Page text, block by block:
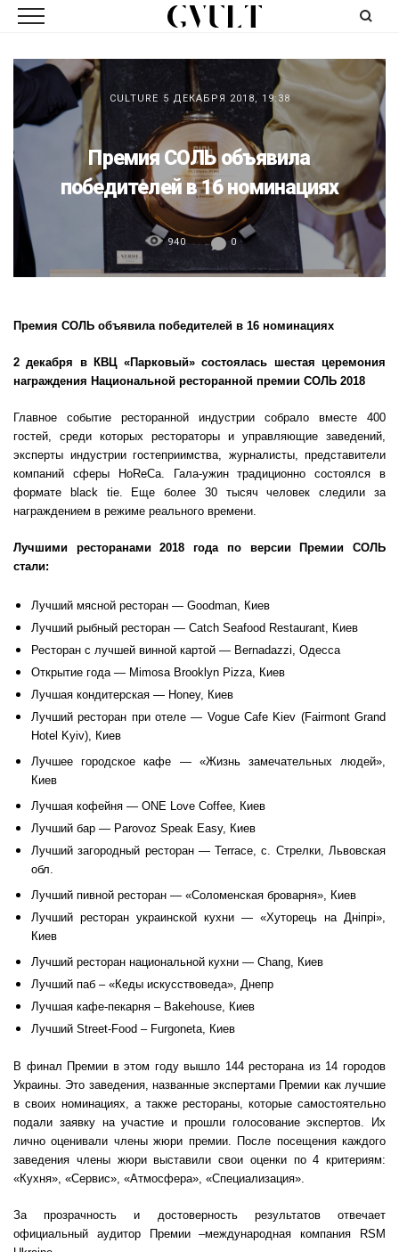
CULTURE 5 ДЕКАБРЯ 2018, 19:38
Премия СОЛЬ объявила
победителей в 16 номинациях
940 0
Премия СОЛЬ объявила победителей в 16 номинациях
2 декабря в КВЦ «Парковый» состоялась шестая церемония
награждения Национальной ресторанной премии СОЛЬ 2018
Главное событие ресторанной индустрии собрало вместе 400
гостей, среди которых рестораторы и управляющие заведений,
эксперты индустрии гостеприимства, журналисты, представители
компаний сферы HoReCa. Гала-ужин традиционно состоялся в
формате black tie. Еще более 30 тысяч человек следили за
награждением в режиме реального времени.
Лучшими ресторанами 2018 года по версии Премии СОЛЬ
стали:
Лучший мясной ресторан — Goodman, Киев
Лучший рыбный ресторан — Catch Seafood Restaurant, Киев
Ресторан с лучшей винной картой — Bernadazzi, Одесса
Открытие года — Mimosa Brooklyn Pizza, Киев
Лучшая кондитерская — Honey, Киев
Лучший ресторан при отеле — Vogue Cafe Kiev (Fairmont Grand
Hotel Kyiv), Киев
Лучшее городское кафе — «Жизнь замечательных людей»,
Киев
Лучшая кофейня — ONE Love Coffee, Киев
Лучший бар — Parovoz Speak Easy, Киев
Лучший загородный ресторан — Terrace, с. Стрелки, Львовская
обл.
Лучший пивной ресторан — «Соломенская броварня», Киев
Лучший ресторан украинской кухни — «Хуторець на Дніпрі»,
Киев
Лучший ресторан национальной кухни — Chang, Киев
Лучший паб – «Кеды искусствоведа», Днепр
Лучшая кафе-пекарня – Bakehouse, Киев
Лучший Street-Food – Furgoneta, Киев
В финал Премии в этом году вышло 144 ресторана из 14 городов
Украины. Это заведения, названные экспертами Премии как лучшие
в своих номинациях, а также рестораны, которые самостоятельно
подали заявку на участие и прошли голосование экспертов. Их
лично оценивали члены жюри премии. После посещения каждого
заведения члены жюри выставили свои оценки по 4 критериям:
«Кухня», «Сервис», «Атмосфера», «Специализация».
За прозрачность и достоверность результатов отвечает
официальный аудитор Премии –международная компания RSM